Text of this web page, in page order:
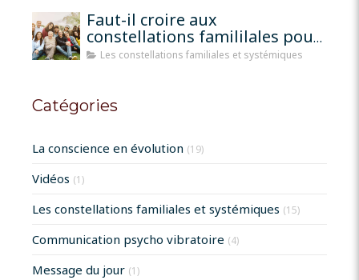
Faut-il croire aux
constellations famililales pour
qu'elles fonctionnent?
Les constellations familiales et systémiques
Catégories
La conscience en évolution (19)
Vidéos (1)
Les constellations familiales et systémiques (15)
Communication psycho vibratoire (4)
Message du jour (1)